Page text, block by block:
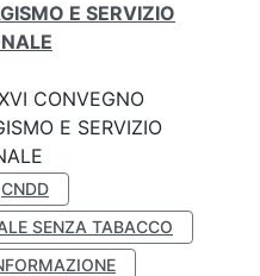
E SERVIZIO
CONVEGNO
E SERVIZIO
CNDD
SENZA TABACCO